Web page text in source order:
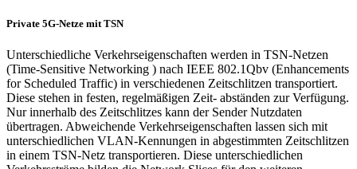
Private 5G-Netze mit TSN
Unterschiedliche Verkehrseigenschaften werden in TSN-Netzen
(Time-Sensitive Networking ) nach IEEE 802.1Qbv (Enhancements
for Scheduled Traffic) in verschiedenen Zeitschlitzen transportiert.
Diese stehen in festen, regelmäßigen Zeit- abständen zur Verfügung.
Nur innerhalb des Zeitschlitzes kann der Sender Nutzdaten
übertragen. Abweichende Verkehrseigenschaften lassen sich mit
unterschiedlichen VLAN-Kennungen in abgestimmten Zeitschlitzen
in einem TSN-Netz transportieren. Diese unterschiedlichen